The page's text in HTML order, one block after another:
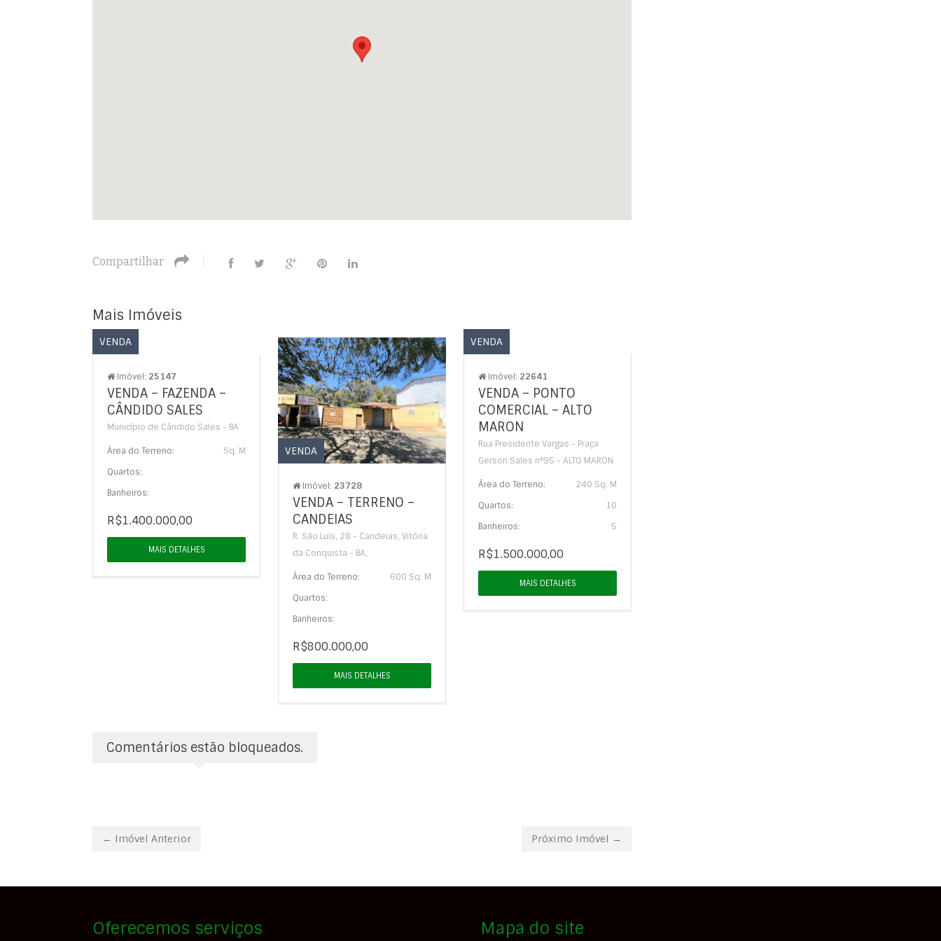
Compartilhar
Mais Imóveis
VENDA
Imóvel: 25147
VENDA – FAZENDA –
CÂNDIDO SALES
Município de Cândido Sales - BA
Área do Terreno:
Sq. M
Quartos:
Banheiros:
R$1.400.000,00
MAIS DETALHES
VENDA
Imóvel: 23728
VENDA – TERRENO –
CANDEIAS
R. São Luís, 28 - Candeias, Vitória
da Conquista - BA,
Área do Terreno:
600 Sq. M
Quartos:
Banheiros:
R$800.000,00
MAIS DETALHES
VENDA
Imóvel: 22641
VENDA – PONTO
COMERCIAL – ALTO
MARON
Rua Presidente Vargas - Praça
Gerson Sales n°95 - ALTO MARON
Área do Terreno:
240 Sq. M
Quartos:
10
Banheiros:
5
R$1.500.000,00
MAIS DETALHES
Comentários estão bloqueados.
← Imóvel Anterior Próximo Imóvel →
Oferecemos serviços Mapa do site